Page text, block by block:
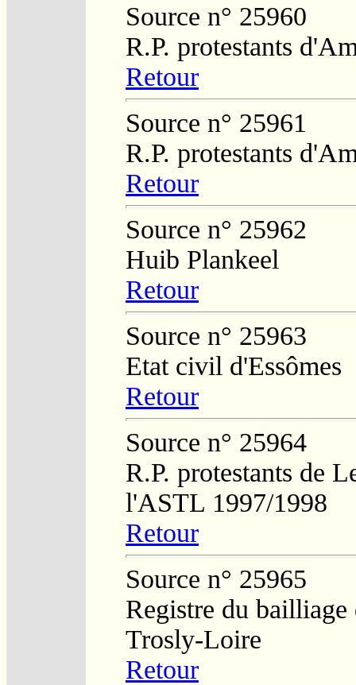
Source n° 25960
R.P. protestants
Retour
Source n° 25961
R.P. protestants
Retour
Source n° 25962
Huib Plankeel
Retour
Source n° 25963
Etat civil d'Essômes
Retour
Source n° 25964
R.P. protestants de
l'ASTL 1997/1998
Retour
Source n° 25965
Registre du bailliage
Trosly-Loire
Retour